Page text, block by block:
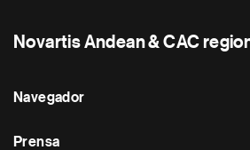
Novartis Andean & CAC
Navegador
Prensa